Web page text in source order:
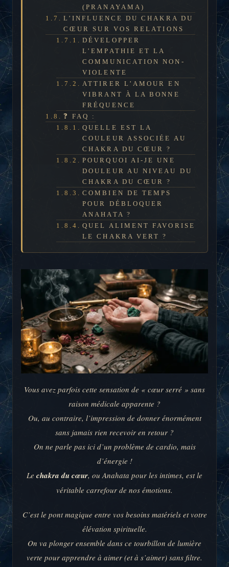
(PRANAYAMA)
L’INFLUENCE DU CHAKRA DU
CŒUR SUR VOS RELATIONS
DÉVELOPPER
L’EMPATHIE ET LA
COMMUNICATION NON-
VIOLENTE
ATTIRER L’AMOUR EN
VIBRANT À LA BONNE
FRÉQUENCE
❓ FAQ :
QUELLE EST LA
COULEUR ASSOCIÉE AU
CHAKRA DU CŒUR ?
POURQUOI AI-JE UNE
DOULEUR AU NIVEAU DU
CHAKRA DU CŒUR ?
COMBIEN DE TEMPS
POUR DÉBLOQUER
ANAHATA ?
QUEL ALIMENT FAVORISE
LE CHAKRA VERT ?
Vous avez parfois cette sensation de « cœur serré » sans
raison médicale apparente ?
Ou, au contraire, l’impression de donner énormément
sans jamais rien recevoir en retour ?
On ne parle pas ici d’un problème de cardio, mais
d’énergie !
Le chakra du cœur, ou Anahata pour les intimes, est le
véritable carrefour de nos émotions.
C’est le pont magique entre vos besoins matériels et votre
élévation spirituelle.
On va plonger ensemble dans ce tourbillon de lumière
verte pour apprendre à aimer (et à s’aimer) sans filtre.